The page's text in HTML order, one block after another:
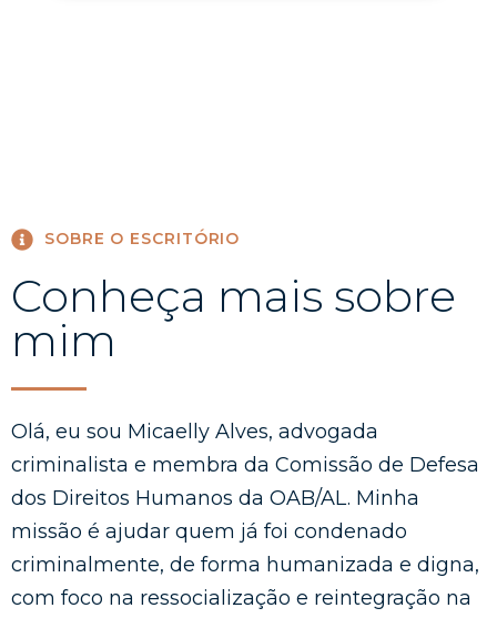
SOBRE O ESCRITÓRIO
Conheça mais sobre
mim
Olá, eu sou Micaelly Alves, advogada
criminalista e membra da Comissão de Defesa
dos Direitos Humanos da OAB/AL. Minha
missão é ajudar quem já foi condenado
criminalmente, de forma humanizada e digna,
com foco na ressocialização e reintegração na